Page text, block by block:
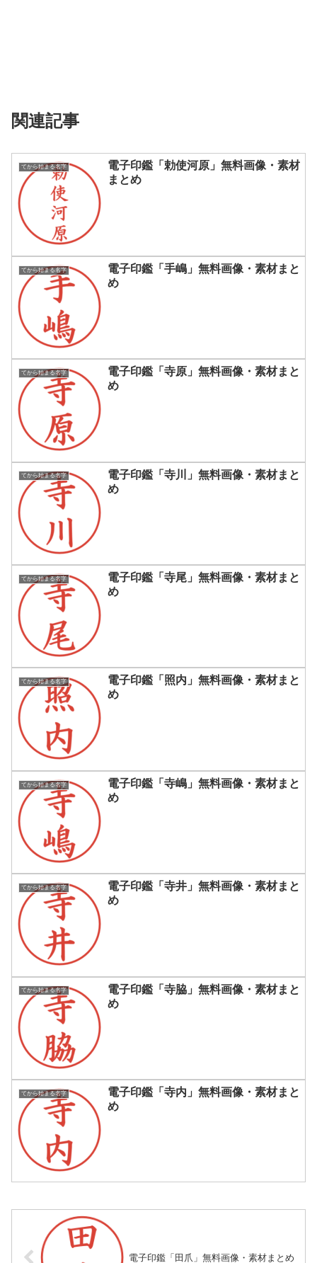
関連記事
てから始まる名字
電子印鑑「勅使河原」無料画像・素材
まとめ
てから始まる名字
電子印鑑「手嶋」無料画像・素材まと
め
てから始まる名字
電子印鑑「寺原」無料画像・素材まと
め
てから始まる名字
電子印鑑「寺川」無料画像・素材まと
め
てから始まる名字
電子印鑑「寺尾」無料画像・素材まと
め
てから始まる名字
電子印鑑「照内」無料画像・素材まと
め
てから始まる名字
電子印鑑「寺嶋」無料画像・素材まと
め
てから始まる名字
電子印鑑「寺井」無料画像・素材まと
め
てから始まる名字
電子印鑑「寺脇」無料画像・素材まと
め
てから始まる名字
電子印鑑「寺内」無料画像・素材まと
め
電子印鑑「田爪」無料画像・素材まとめ